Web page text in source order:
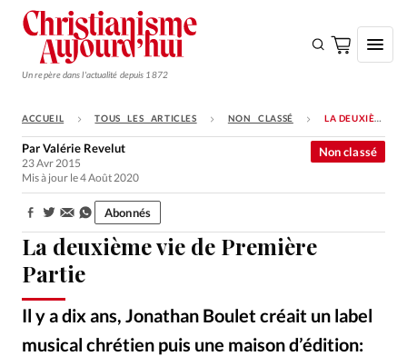
Un repère dans l'actualité depuis 1872
S'ABONNER
Monde
Opinions
Tous les articles
Faire un don
Emploi
ACCUEIL TOUS LES ARTICLES NON CLASSÉ LA DEUXIÈME VIE DE PREMIÈRE PARTIE
La deuxième vie de Première
Partie
Il y a dix ans, Jonathan Boulet créait un label
musical chrétien puis une maison d’édition:
Non classé
ParValérie Revelut
23 Avr 2015
Mis à jour le 4 Août 2020
Partager: Abonnés